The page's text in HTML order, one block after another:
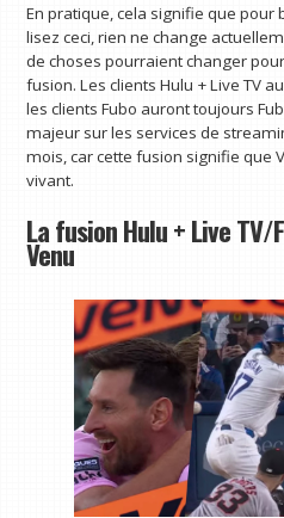
En pratique, cela signifie que pour
lisez ceci, rien ne change
de choses pourraient changer
fusion. Les clients Hulu + Live TV
les clients Fubo auront toujours
majeur sur les services de
mois, car cette fusion signifie que
vivant.
La fusion Hulu + Live
Venu